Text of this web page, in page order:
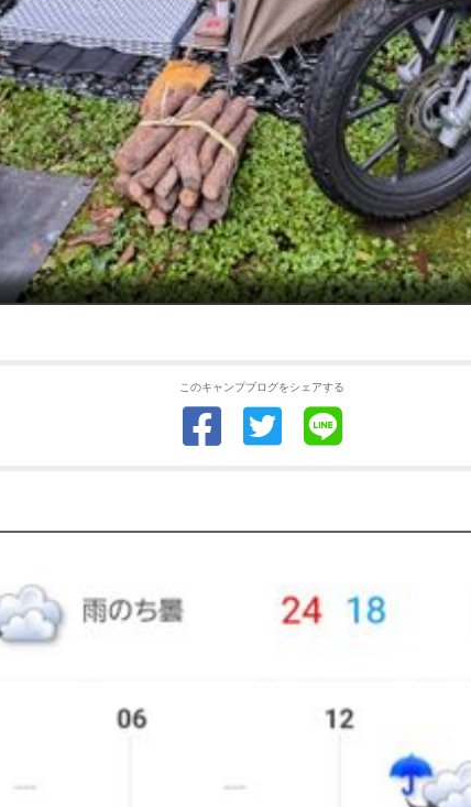
このキャンプブログをシェアする